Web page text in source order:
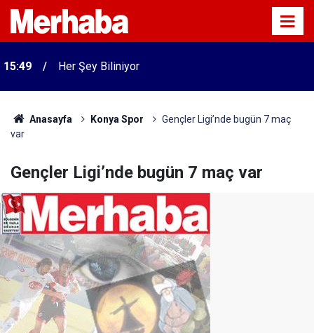
15:49 Her Şey Biliniyor
Anasayfa Konya Spor
Gençler Ligi’nde bugün 7 maç
var
Gençler Ligi’nde bugün 7 maç var